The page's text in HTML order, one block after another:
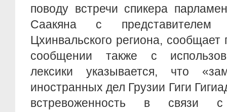
поводу встречи спикера
Саакяна с представителем
Цхинвальского региона,
сообщении также с
лексики указывается, что
иностранных дел Грузии Гиги
встревоженность в связи